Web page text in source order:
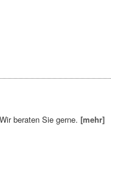
beraten Sie gerne.[mehr]